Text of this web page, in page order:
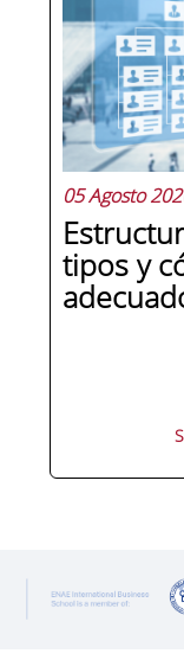
reforma
jurídicas,
05 Agosto
tipos y
cambia
de las